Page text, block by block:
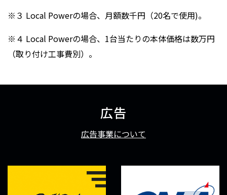
※３ Local Powerの場合、月額数千円（20名で使用)。
※４ Local Powerの場合、1台当たりの本体価格は数万円
（取り付け工事費別）。
広告
広告事業について